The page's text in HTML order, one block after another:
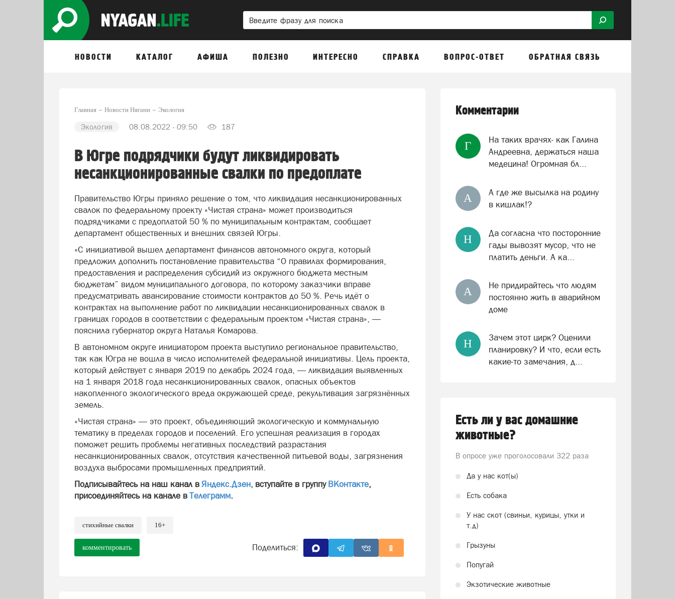
НОВОСТИ КАТАЛОГ АФИША ПОЛЕЗНО ИНТЕРЕСНО СПРАВКА ВОПРОС-ОТВЕТ ОБРАТНАЯ СВЯЗЬ
Главная Новости Нягани Экология
Экология 08.08.2022 - 09:50 187
В Югре подрядчики будут ликвидировать
несанкционированные свалки по предоплате
Правительство Югры приняло решение о том, что ликвидация несанкционированных
свалок по федеральному проекту «Чистая страна» может производиться
подрядчиками с предоплатой 50 % по муниципальным контрактам, сообщает
департамент общественных и внешних связей Югры.
«С инициативой вышел департамент финансов автономного округа, который
предложил дополнить постановление правительства “О правилах формирования,
предоставления и распределения субсидий из окружного бюджета местным
бюджетам” видом муниципального договора, по которому заказчики вправе
предусматривать авансирование стоимости контрактов до 50 %. Речь идёт о
контрактах на выполнение работ по ликвидации несанкционированных свалок в
границах городов в соответствии с федеральным проектом «Чистая страна», —
пояснила губернатор округа Наталья Комарова.
В автономном округе инициатором проекта выступило региональное правительство,
так как Югра не вошла в число исполнителей федеральной инициативы. Цель проекта,
который действует с января 2019 по декабрь 2024 года, — ликвидация выявленных
на 1 января 2018 года несанкционированных свалок, опасных объектов
накопленного экологического вреда окружающей среде, рекультивация загрязнённых
земель.
«Чистая страна» — это проект, объединяющий экологическую и коммунальную
тематику в пределах городов и поселений. Его успешная реализация в городах
поможет решить проблемы негативных последствий разрастания
несанкционированных свалок, отсутствия качественной питьевой воды, загрязнения
воздуха выбросами промышленных предприятий.
Подписывайтесь на наш канал в Яндекс.Дзен, вступайте в группу ВКонтакте,
присоединяйтесь на канале в Телеграмм.
стихийные свалки 16+
комментировать Поделиться:
Комментарии
Г
На таких врачях- как Галина
Андреевна, держаться наша
медецина! Огромная бл...
А
А где же высылка на родину
в кишлак!?
Н
Да согласна что посторонние
гады вывозят мусор, что не
платить деньги. А ка...
А
Не придирайтесь что людям
постоянно жить в аварийном
доме
Н
Зачем этот цирк? Оценили
планировку? И что, если есть
какие-то замечания, д...
Есть ли у вас домашние
животные?
В опросе уже проголосовали 322 раза
Да у нас кот(ы)
Есть собака
У нас скот (свиньи, курицы, утки и
т.д)
Грызуны
Попугай
Экзотические животные